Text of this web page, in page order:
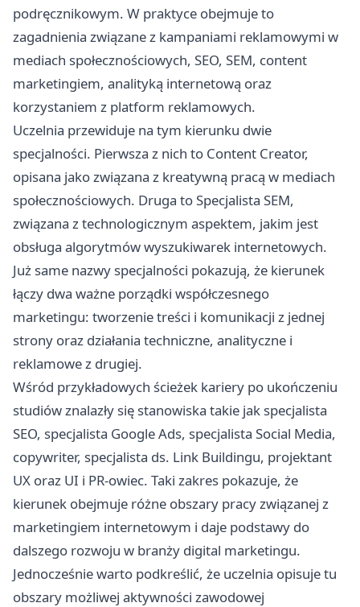
podręcznikowym. W praktyce obejmuje to
zagadnienia związane z kampaniami reklamowymi w
mediach społecznościowych, SEO, SEM, content
marketingiem, analityką internetową oraz
korzystaniem z platform reklamowych.
Uczelnia przewiduje na tym kierunku dwie
specjalności. Pierwsza z nich to Content Creator,
opisana jako związana z kreatywną pracą w mediach
społecznościowych. Druga to Specjalista SEM,
związana z technologicznym aspektem, jakim jest
obsługa algorytmów wyszukiwarek internetowych.
Już same nazwy specjalności pokazują, że kierunek
łączy dwa ważne porządki współczesnego
marketingu: tworzenie treści i komunikacji z jednej
strony oraz działania techniczne, analityczne i
reklamowe z drugiej.
Wśród przykładowych ścieżek kariery po ukończeniu
studiów znalazły się stanowiska takie jak specjalista
SEO, specjalista Google Ads, specjalista Social Media,
copywriter, specjalista ds. Link Buildingu, projektant
UX oraz UI i PR-owiec. Taki zakres pokazuje, że
kierunek obejmuje różne obszary pracy związanej z
marketingiem internetowym i daje podstawy do
dalszego rozwoju w branży digital marketingu.
Jednocześnie warto podkreślić, że uczelnia opisuje tu
obszary możliwej aktywności zawodowej